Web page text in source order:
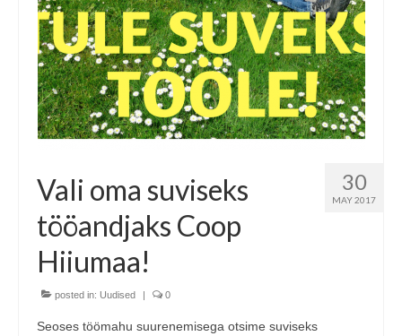
30
MAY 2017
Vali oma suviseks
tööandjaks Coop
Hiiumaa!
posted in: Uudised 0
Seoses töömahu suurenemisega otsime suviseks